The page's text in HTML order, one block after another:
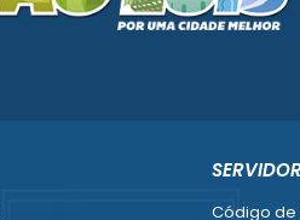
Código de